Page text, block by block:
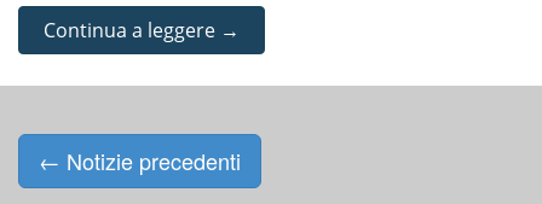
Continua a leggere →
Posts navigation
← Notizie precedenti